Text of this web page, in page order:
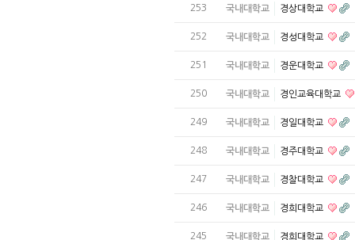
253 국내대학교 경상대학교
252 국내대학교 경성대학교
251 국내대학교 경운대학교
250 국내대학교 경인교육대학교
249 국내대학교 경일대학교
248 국내대학교 경주대학교
247 국내대학교 경찰대학교
246 국내대학교 경희대학교
245 국내대학교 경희대학교